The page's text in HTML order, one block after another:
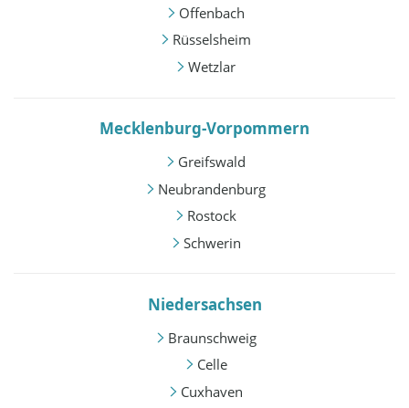
Offenbach
Rüsselsheim
Wetzlar
Mecklenburg-Vorpommern
Greifswald
Neubrandenburg
Rostock
Schwerin
Niedersachsen
Braunschweig
Celle
Cuxhaven